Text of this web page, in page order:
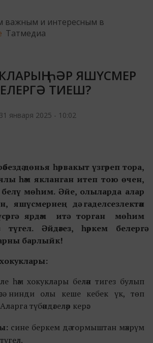
важным и интересным в
Татмедиа
ҺӘР ЯШҮСМЕР
ТИЕШ?
31 января 2025 - 10:02
дөнья һәрвакыт үзгәреп тора,
һәм якланган итеп тою өчен,
мөһим. Әйе, олыларда алар
яшүсмернең дә гаделсезлектән
ярдәм итә торган мөһим
түгел. Әйдәгез, һәркем белергә
барлыйк!
һәм хокуклары белән тигез булып
нинди олы кеше кебек үк, төп
түбәндәгеләр керә:
: сине беркем дә тормыштан мәхрүм